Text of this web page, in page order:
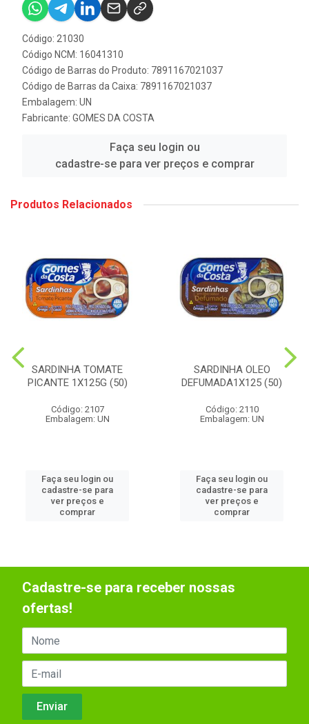
Código: 21030
Código NCM: 16041310
Código de Barras do Produto: 7891167021037
Código de Barras da Caixa: 7891167021037
Embalagem: UN
Fabricante: GOMES DA COSTA
Faça seu login ou
cadastre-se para ver preços e comprar
Produtos Relacionados
SARDINHA TOMATE
PICANTE 1X125G (50)
Código: 2107
Embalagem: UN
Faça seu login ou
cadastre-se para
ver preços e
comprar
SARDINHA OLEO
DEFUMADA1X125 (50)
Código: 2110
Embalagem: UN
Faça seu login ou
cadastre-se para
ver preços e
comprar
Cadastre-se para receber nossas
ofertas!